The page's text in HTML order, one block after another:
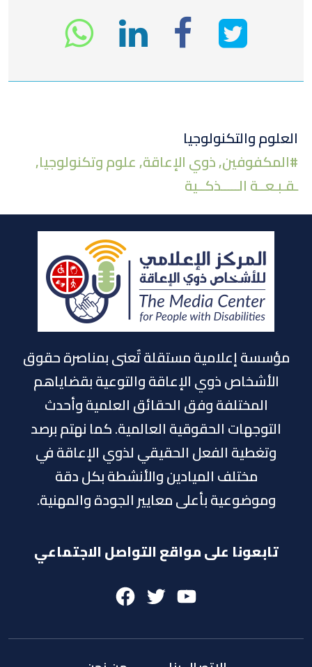
انشر
على
تويتر
انشر
في
انشر
على
إن
العلوم والتكنولوجيا
#المكفوفين,ذوي الإعاقة,علوم وتكنولوجيا,
ـقـبـعــة الـــــذكــية
مؤسسة إعلامية مستقلة تٌعنى بمناصرة حقوق
الأشخاص ذوي الإعاقة والتوعية بقضاياهم
المختلفة وفق الحقائق العلمية وأحدث
التوجهات الحقوقية العالمية. كما نهتم برصد
وتغطية الفعل الحقيقي لذوي الإعاقة في
مختلف الميادين والأنشطة بكل دقة
وموضوعية بأعلى معايير الجودة والمهنية.
تابعونا على مواقع التواصل الاجتماعي
Facebook
TwitterYoutube